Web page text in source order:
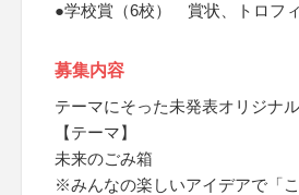
●学校賞（6校） 賞状、トロフ
募集内容
テーマにそった未発表オリジナ
【テーマ】
未来のごみ箱
※みんなの楽しいアイデアで「